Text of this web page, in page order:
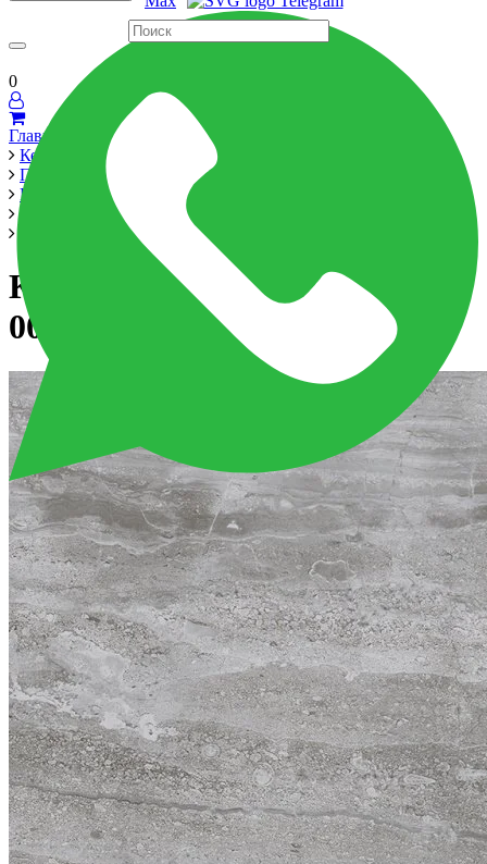
60x120 60x60 Для ванной Для кухни
0
Главная
Керамика
Производители
LB Ceramics
Аспен / Aspen
Керамогранит Аспен 6260-0007 30x60 темно-серый
Керамогранит Аспен 6260-
0007 30x60 темно-серый